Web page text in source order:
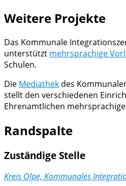
Weitere Projekte
Das Kommunale
unterstützt mehrsprachige
Schulen.
Die Mediathek des
stellt den verschiedenen
Ehrenamtlichen
Randspalte
Zuständige Stelle
Kreis Olpe, Kommunales